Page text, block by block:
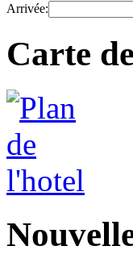
Arrivée:
Carte